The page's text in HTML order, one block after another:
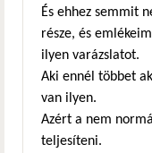
És ehhez semmit
része, és
ilyen varázslatot.
Aki ennél többet
van ilyen.
Azért a nem
teljesíteni.